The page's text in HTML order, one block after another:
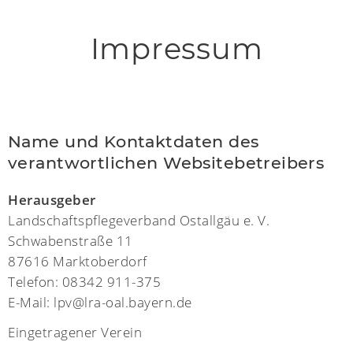
Impressum
Name und Kontaktdaten des
verantwortlichen Websitebetreibers
Herausgeber
Landschaftspflegeverband Ostallgäu e. V.
Schwabenstraße 11
87616 Marktoberdorf
Telefon: 08342 911-375
E-Mail: lpv@lra-oal.bayern.de
Eingetragener Verein